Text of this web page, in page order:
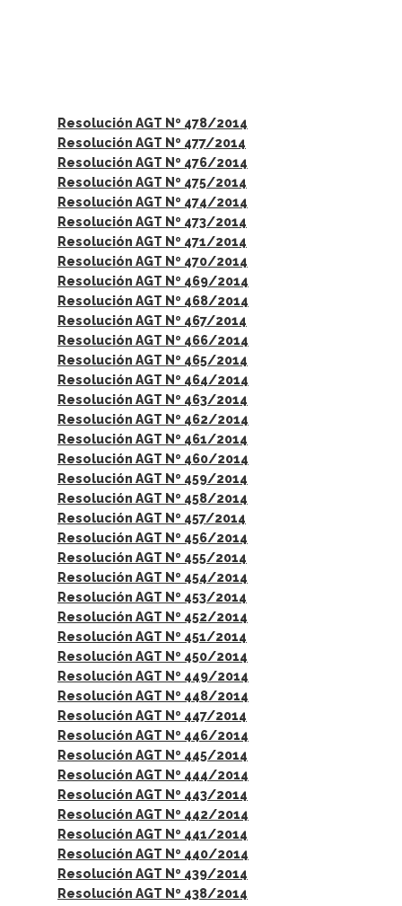
Resolución AGT Nº 478/2014
Resolución AGT Nº 477/2014
Resolución AGT Nº 476/2014
Resolución AGT Nº 475/2014
Resolución AGT Nº 474/2014
Resolución AGT Nº 473/2014
Resolución AGT Nº 471/2014
Resolución AGT Nº 470/2014
Resolución AGT Nº 469/2014
Resolución AGT Nº 468/2014
Resolución AGT Nº 467/2014
Resolución AGT Nº 466/2014
Resolución AGT Nº 465/2014
Resolución AGT Nº 464/2014
Resolución AGT Nº 463/2014
Resolución AGT Nº 462/2014
Resolución AGT Nº 461/2014
Resolución AGT Nº 460/2014
Resolución AGT Nº 459/2014
Resolución AGT Nº 458/2014
Resolución AGT Nº 457/2014
Resolución AGT Nº 456/2014
Resolución AGT Nº 455/2014
Resolución AGT Nº 454/2014
Resolución AGT Nº 453/2014
Resolución AGT Nº 452/2014
Resolución AGT Nº 451/2014
Resolución AGT Nº 450/2014
Resolución AGT Nº 449/2014
Resolución AGT Nº 448/2014
Resolución AGT Nº 447/2014
Resolución AGT Nº 446/2014
Resolución AGT Nº 445/2014
Resolución AGT Nº 444/2014
Resolución AGT Nº 443/2014
Resolución AGT Nº 442/2014
Resolución AGT Nº 441/2014
Resolución AGT Nº 440/2014
Resolución AGT Nº 439/2014
Resolución AGT Nº 438/2014